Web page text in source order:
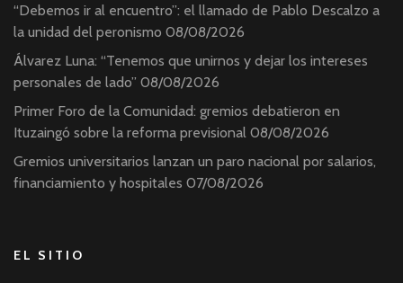
“Debemos ir al encuentro”: el llamado de Pablo Descalzo a
la unidad del peronismo 08/08/2026
Álvarez Luna: “Tenemos que unirnos y dejar los intereses
personales de lado” 08/08/2026
Primer Foro de la Comunidad: gremios debatieron en
Ituzaingó sobre la reforma previsional 08/08/2026
Gremios universitarios lanzan un paro nacional por salarios,
financiamiento y hospitales 07/08/2026
EL SITIO